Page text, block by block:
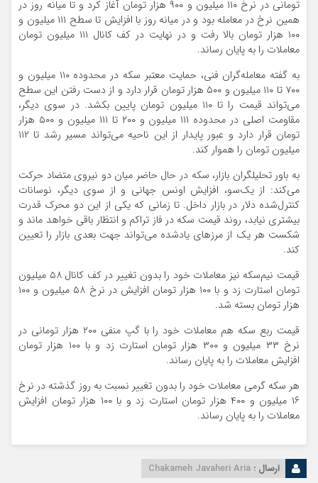
تومانی در نرخ ۱۱۰ میلیون و ۹۰۰ هزار تومان آغاز کرد و تا میانه روز در
همین نرخ در معامله بود و در میانه روز با افزایش تا سطح ۱۱۱ میلیون و
۱۰۰ هزار تومان بالا رفت و در نهایت در کف کانال ۱۱۱ میلیون تومان
معاملات را به پایان رساند.
به گفته معامله‌گران فنی، حمایت معتبر سکه در محدوده‌ ۱۱۰ میلیون و
۷۰۰ تا ۱۱۰ میلیون و ۵۰۰ هزار تومان قرار دارد و از دست رفتن این سطح
می‌تواند قیمت را تا ۱۱۰ میلیون تومان پایین بکشد. در سوی دیگر،
مقاومت اصلی در محدوده‌ ۱۱۱ میلیون و ۲۰۰ تا ۱۱۱ میلیون و ۵۰۰ هزار
تومان قرار دارد و عبور پایدار از این ناحیه می‌تواند مسیر رشد تا ۱۱۲
میلیون تومان را هموار کند.
به باور تحلیلگران بازار، سکه در حال حاضر میان دو نیروی متضاد حرکت
می‌کند: از یک‌سو، افزایش اونس جهانی و از سوی دیگر، نوسانات
کنترل‌شده دلار در بازار داخل. تا زمانی که یکی از این دو محرک قدرت
بیشتری نیابد، روند قیمت سکه در فاز تراکم و انتظار باقی خواهد ماند و
شکست هر یک از مرزهای یادشده می‌تواند جهت بعدی بازار را تعیین
کند.
قیمت نیم‌سکه نیز معاملات خود را بدون تغییر در کف کانال ۵۸ میلیون
تومان استارت زد و با ۱۰۰ هزار تومان افزایش در نرخ ۵۸ میلیون و ۱۰۰
هزار تومان بسته شد.
قیمت ربع سکه هم معاملات خود را با گپ منفی ۲۰۰ هزار تومانی در
نرخ ۳۳ میلیون و ۳۰۰ هزار تومان استارت زد و با ۱۰۰ هزار تومان
افزایش معاملات را به پایان رساند.
هر سکه گرمی معاملات خود را بدون تغییر نسبت به روز گذشته در نرخ
۱۶ میلیون و ۴۰۰ هزار تومان استارت زد و با ۱۰۰ هزار تومان افزایش
معاملات را به پایان رساند.
ارسال : Chakameh Javaheri Aria